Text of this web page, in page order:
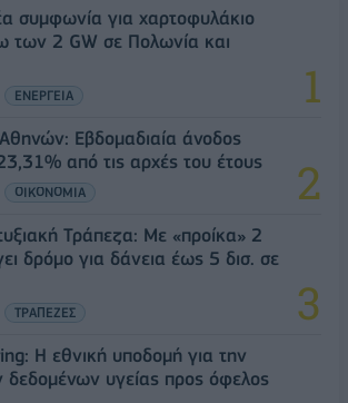
συμφωνία για χαρτοφυλάκιο
2 GW σε Πολωνία και
ΕΝΕΡΓΕΙΑ
Αθηνών: Εβδομαδιαία άνοδος
από τις αρχές του έτους
ΟΙΚΟΝΟΜΙΑ
Τράπεζα: Με «προίκα» 2
δρόμο για δάνεια έως 5 δισ. σε
ΤΡΑΠΕΖΕΣ
Η εθνική υποδομή για την
δεδομένων υγείας προς όφελος